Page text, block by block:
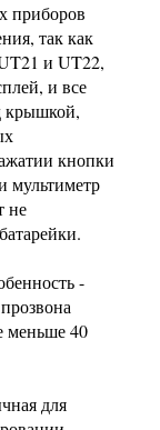
приборов
так как
и UT22,
и все
крышкой,
кнопки
мультиметр
не
-
меньше 40
для